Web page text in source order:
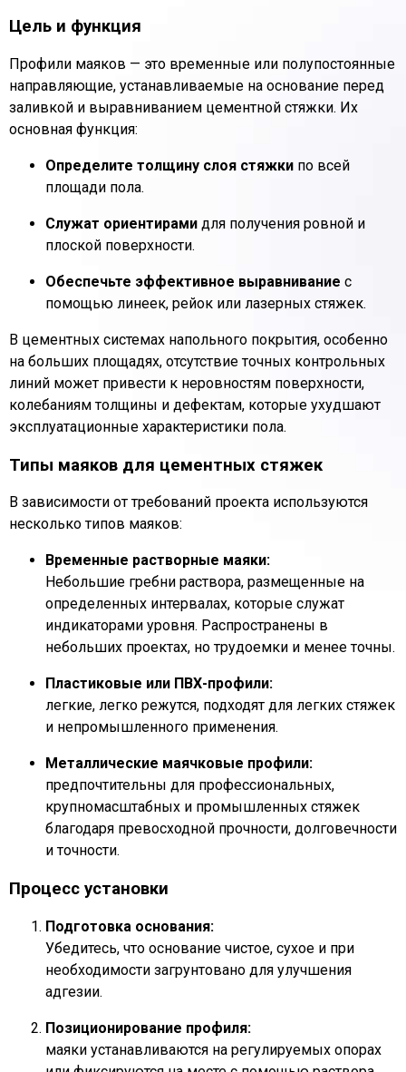
Цель и функция
Профили маяков — это временные или полупостоянные
направляющие, устанавливаемые на основание перед
заливкой и выравниванием цементной стяжки. Их
основная функция:
Определите толщину слоя стяжки по всей
площади пола.
Служат ориентирами для получения ровной и
плоской поверхности.
Обеспечьте эффективное выравнивание с
помощью линеек, рейок или лазерных стяжек.
В цементных системах напольного покрытия, особенно
на больших площадях, отсутствие точных контрольных
линий может привести к неровностям поверхности,
колебаниям толщины и дефектам, которые ухудшают
эксплуатационные характеристики пола.
Типы маяков для цементных стяжек
В зависимости от требований проекта используются
несколько типов маяков:
Временные растворные маяки:
Небольшие гребни раствора, размещенные на
определенных интервалах, которые служат
индикаторами уровня. Распространены в
небольших проектах, но трудоемки и менее точны.
Пластиковые или ПВХ-профили:
легкие, легко режутся, подходят для легких стяжек
и непромышленного применения.
Металлические маячковые профили:
предпочтительны для профессиональных,
крупномасштабных и промышленных стяжек
благодаря превосходной прочности, долговечности
и точности.
Процесс установки
Подготовка основания:
Убедитесь, что основание чистое, сухое и при
необходимости загрунтовано для улучшения
адгезии.
Позиционирование профиля:
маяки устанавливаются на регулируемых опорах